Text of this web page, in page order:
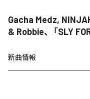
Gacha Medz,
& Robbie、「SLY
新曲情報